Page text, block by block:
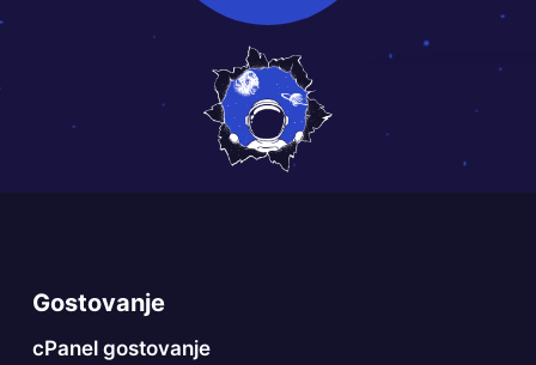
Gostovanje
cPanel gostovanje